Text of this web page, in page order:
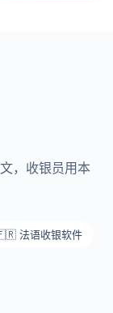
，收银员用本
法语收银软件